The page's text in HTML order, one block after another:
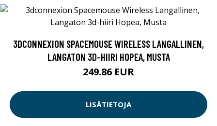
3DCONNEXION SPACEMOUSE WIRELESS LANGALLINEN,
LANGATON 3D-HIIRI HOPEA, MUSTA
249.86 EUR
LISÄTIETOJA